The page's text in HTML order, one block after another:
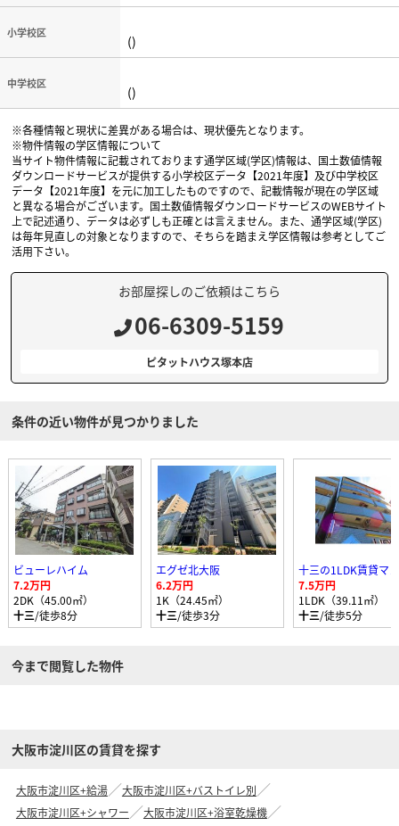
小学校区 ()
中学校区 ()
※各種情報と現状に差異がある場合は、現状優先となります。
※物件情報の学区情報について
当サイト物件情報に記載されております通学区域(学区)情報は、国土数値情報
ダウンロードサービスが提供する小学校区データ【2021年度】及び中学校区
データ【2021年度】を元に加工したものですので、記載情報が現在の学区域
と異なる場合がございます。国土数値情報ダウンロードサービスのWEBサイト
上で記述通り、データは必ずしも正確とは言えません。また、通学区域(学区)
は毎年見直しの対象となりますので、そちらを踏まえ学区情報は参考としてご
活用下さい。
お部屋探しのご依頼はこちら
06-6309-5159
ピタットハウス塚本店
条件の近い物件が見つかりました
ビューレハイム
7.2万円
2DK（45.00㎡）
十三/徒歩8分
エグゼ北大阪
6.2万円
1K（24.45㎡）
十三/徒歩3分
7.5万円
1LDK（39.11㎡）
十三/徒歩5分
今まで閲覧した物件
大阪市淀川区の賃貸を探す
大阪市淀川区+給湯
大阪市淀川区+バストイレ別
大阪市淀川区+シャワー
大阪市淀川区+浴室乾燥機